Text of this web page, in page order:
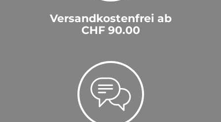
Versandkostenfrei ab
CHF 90.00